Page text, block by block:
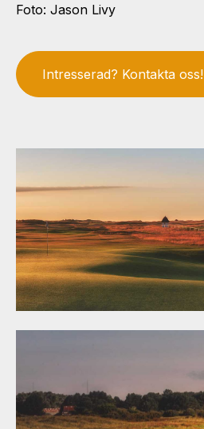
Foto: Jason Livy
Intresserad? Kontakta oss!